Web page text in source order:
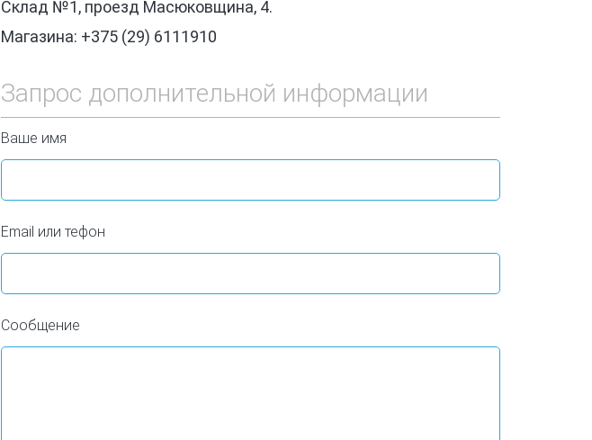
Склад №1, проезд Масюковщина, 4.
Магазина: +375 (29) 6111910
Запрос дополнительной информации
Ваше имя
Email или тефон
Сообщение